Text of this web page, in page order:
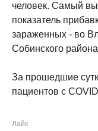
человек. Самый
показатель
зараженных - во
Собинского
За прошедшие
пациентов с
Лайк